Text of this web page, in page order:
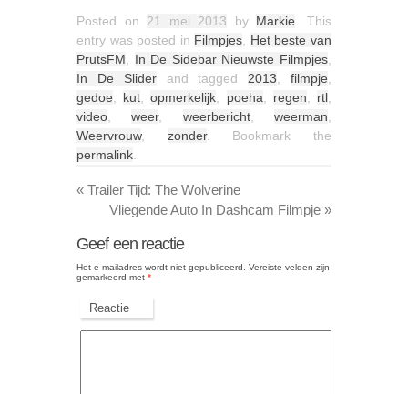
Posted on 21 mei 2013 by Markie . This
entry was posted in Filmpjes
Het beste van
PrutsFM
In De Sidebar Nieuwste Filmpjes
In De Sliderand tagged 2013 ,filmpje
gedoe
kut ,opmerkelijk poeha regen rtl
video ,weer, weerbericht,weerman
Weervrouw, zonder. Bookmark the
permalink
« Trailer Tijd: The Wolverine
Vliegende Auto In Dashcam Filmpje »
Geef een reactie
Het e-mailadres wordt niet gepubliceerd.
Vereiste velden zijn
gemarkeerd met *
Reactie